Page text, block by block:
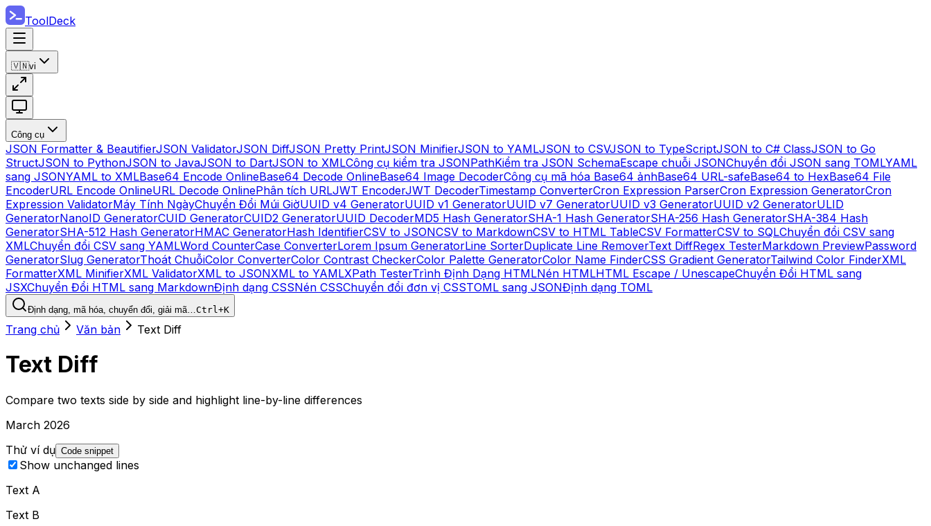
ToolDeck
🇻🇳vi
Công cụ
JSON Formatter & BeautifierJSON ValidatorJSON DiffJSON Pretty PrintJSON MinifierJSON to YAMLJSON to CSVJSON to TypeScriptJSON to C# ClassJSON to Go
StructJSON to PythonJSON to JavaJSON to DartJSON to XMLCông cụ kiểm tra JSONPathKiểm tra JSON SchemaEscape chuỗi JSONChuyển đổi JSON sang TOMLYAML
sang JSONYAML to XMLBase64 Encode OnlineBase64 Decode OnlineBase64 Image DecoderCông cụ mã hóa Base64 ảnhBase64 URL-safeBase64 to HexBase64 File
EncoderURL Encode OnlineURL Decode OnlinePhân tích URLJWT EncoderJWT DecoderTimestamp ConverterCron Expression ParserCron Expression GeneratorCron
Expression ValidatorMáy Tính NgàyChuyển Đổi Múi GiờUUID v4 GeneratorUUID v1 GeneratorUUID v7 GeneratorUUID v3 GeneratorUUID v2 GeneratorULID
GeneratorNanoID GeneratorCUID GeneratorCUID2 GeneratorUUID DecoderMD5 Hash GeneratorSHA-1 Hash GeneratorSHA-256 Hash GeneratorSHA-384 Hash
GeneratorSHA-512 Hash GeneratorHMAC GeneratorHash IdentifierCSV to JSONCSV to MarkdownCSV to HTML TableCSV FormatterCSV to SQLChuyển đổi CSV sang
XMLChuyển đổi CSV sang YAMLWord CounterCase ConverterLorem Ipsum GeneratorLine SorterDuplicate Line RemoverText DiffRegex TesterMarkdown PreviewPassword
GeneratorSlug GeneratorThoát ChuỗiColor ConverterColor Contrast CheckerColor Palette GeneratorColor Name FinderCSS Gradient GeneratorTailwind Color FinderXML
FormatterXML MinifierXML ValidatorXML to JSONXML to YAMLXPath TesterTrình Định Dạng HTMLNén HTMLHTML Escape / UnescapeChuyển Đổi HTML sang
JSXChuyển Đổi HTML sang MarkdownĐịnh dạng CSSNén CSSChuyển đổi đơn vị CSSTOML sang JSONĐịnh dạng TOML
Định dạng, mã hóa, chuyển đổi, giải mã…Ctrl+K
Trang chủ Văn bản Text Diff
Text Diff
Compare two texts side by side and highlight line-by-line differences
March 2026
Thử ví dụ Code snippet
Show unchanged lines
Text A
Text B